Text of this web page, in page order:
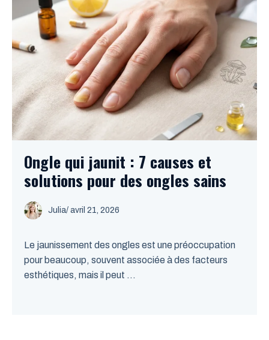
Ongle qui jaunit : 7 causes et
solutions pour des ongles sains
Julia/ avril 21, 2026
Le jaunissement des ongles est une préoccupation
pour beaucoup, souvent associée à des facteurs
esthétiques, mais il peut ...